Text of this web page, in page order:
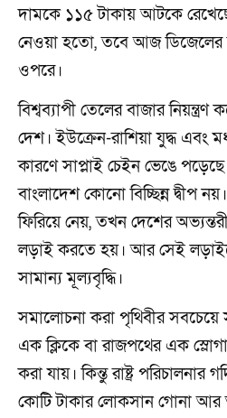
দামকে ১১৫ টাকায় আটকে
নেওয়া হতো, তবে আজ ডিজেলের
ওপরে।
বিশ্বব্যাপী তেলের বাজার
দেশ। ইউক্রেন-রাশিয়া যুদ্ধ এবং
কারণে সাপ্লাই চেইন ভেঙে
বাংলাদেশ কোনো বিচ্ছিন্ন
ফিরিয়ে নেয়, তখন দেশের
লড়াই করতে হয়। আর সেই
সামান্য মূল্যবৃদ্ধি।
সমালোচনা করা পৃথিবীর
এক ক্লিকে বা রাজপথের এক
করা যায়। কিন্তু রাষ্ট্র পরিচালনার
কোটি টাকার লোকসান গোনা আর